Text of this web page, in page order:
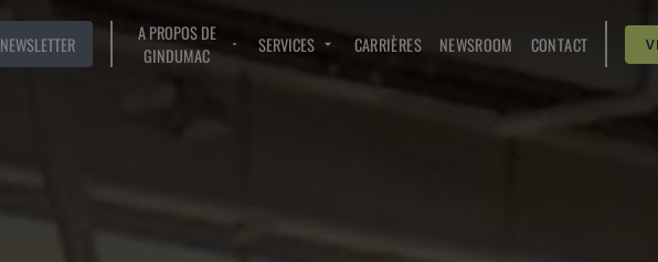
NEWSLETTER
A PROPOS DE
GINDUMAC
SERVICES CARRIÈRES NEWSROOM CONTACT